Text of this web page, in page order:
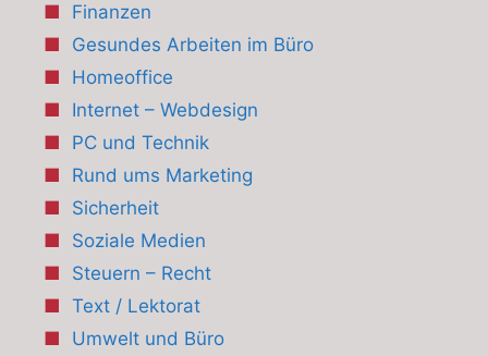
Finanzen
Gesundes Arbeiten im Büro
Homeoffice
Internet – Webdesign
PC und Technik
Rund ums Marketing
Sicherheit
Soziale Medien
Steuern – Recht
Text / Lektorat
Umwelt und Büro